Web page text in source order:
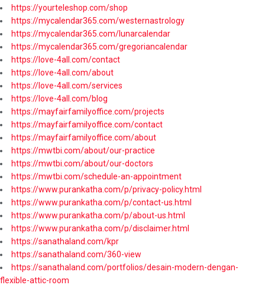
https://yourteleshop.com/shop
https://mycalendar365.com/westernastrology
https://mycalendar365.com/lunarcalendar
https://mycalendar365.com/gregoriancalendar
https://love-4all.com/contact
https://love-4all.com/about
https://love-4all.com/services
https://love-4all.com/blog
https://mayfairfamilyoffice.com/projects
https://mayfairfamilyoffice.com/contact
https://mayfairfamilyoffice.com/about
https://mwtbi.com/about/our-practice
https://mwtbi.com/about/our-doctors
https://mwtbi.com/schedule-an-appointment
https://www.purankatha.com/p/privacy-policy.html
https://www.purankatha.com/p/contact-us.html
https://www.purankatha.com/p/about-us.html
https://www.purankatha.com/p/disclaimer.html
https://sanathaland.com/kpr
https://sanathaland.com/360-view
https://sanathaland.com/portfolios/desain-modern-dengan-
flexible-attic-room